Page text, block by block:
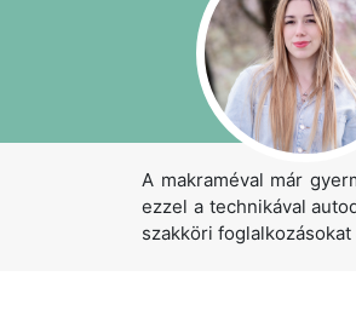
A makraméval már
ezzel a technikával
szakköri